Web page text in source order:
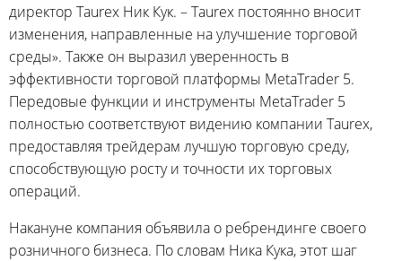
директор Taurex Ник Кук. – Taurex постоянно вносит
изменения, направленные на улучшение торговой
среды». Также он выразил уверенность в
эффективности торговой платформы MetaTrader 5.
Передовые функции и инструменты MetaTrader 5
полностью соответствуют видению компании Taurex,
предоставляя трейдерам лучшую торговую среду,
способствующую росту и точности их торговых
операций.
Накануне компания объявила о ребрендинге своего
розничного бизнеса. По словам Ника Кука, этот шаг